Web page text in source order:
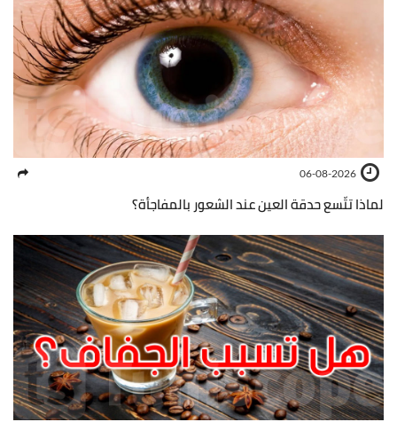
06-08-2026
لماذا تتّسع حدقة العين عند الشعور بالمفاجأة؟